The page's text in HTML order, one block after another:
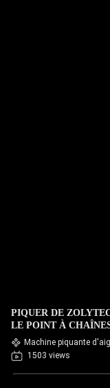
PIQUER DE
LE POINT À
VITESSE 1500 T/MN
ÉDREDONS
Machine piquante
1503 views